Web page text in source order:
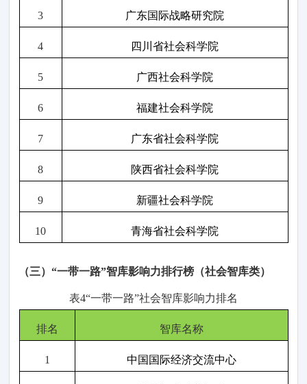
3 广东国际战略研究院
4 四川省社会科学院
5 广西社会科学院
6 福建社会科学院
7 广东省社会科学院
8 陕西省社会科学院
9 新疆社会科学院
10 青海省社会科学院
（三）“一带一路”智库影响力排行榜（社会智库类）
表4“一带一路”社会智库影响力排名
排名 智库名称
1 中国国际经济交流中心